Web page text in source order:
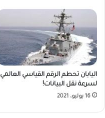
اليابان تحطم الرقم القياسي العالمي
لسرعة نقل البيانات!
16 يوليو، 2021